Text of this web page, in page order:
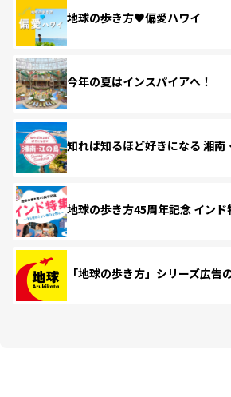
地球の歩き方♥偏愛ハワイ
今年の夏はインスパイアへ！
知れば知るほど好きになる 湘南
地球の歩き方45周年記念 インド
「地球の歩き方」シリーズ広告